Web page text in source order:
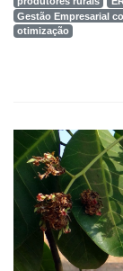
Gestão Empresarial
otimização